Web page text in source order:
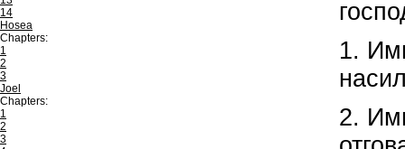
14
Hosea
Chapters:
1
2
3
Joel
Chapters:
1
2
3
1.
2.